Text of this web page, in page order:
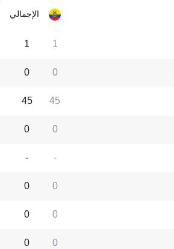
الإجمالي
1
1
0
0
45
45
0
0
-
-
0
0
0
0
0
0